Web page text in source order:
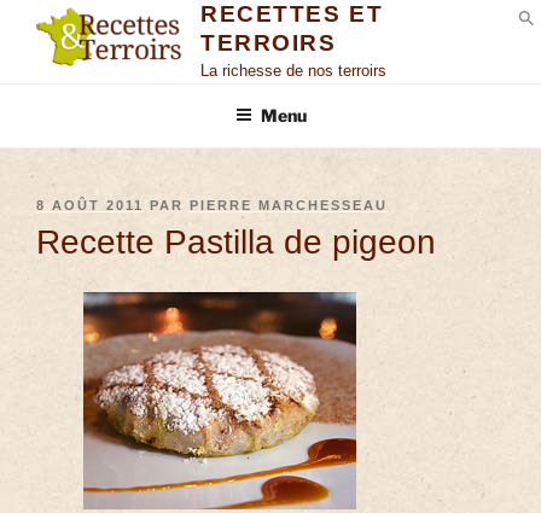
RECETTES ET
TERROIRS
La richesse de nos terroirs
Menu
8 AOÛT 2011 PAR PIERRE MARCHESSEAU
Recette Pastilla de pigeon